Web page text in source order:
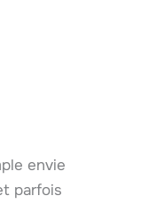
envie
parfois